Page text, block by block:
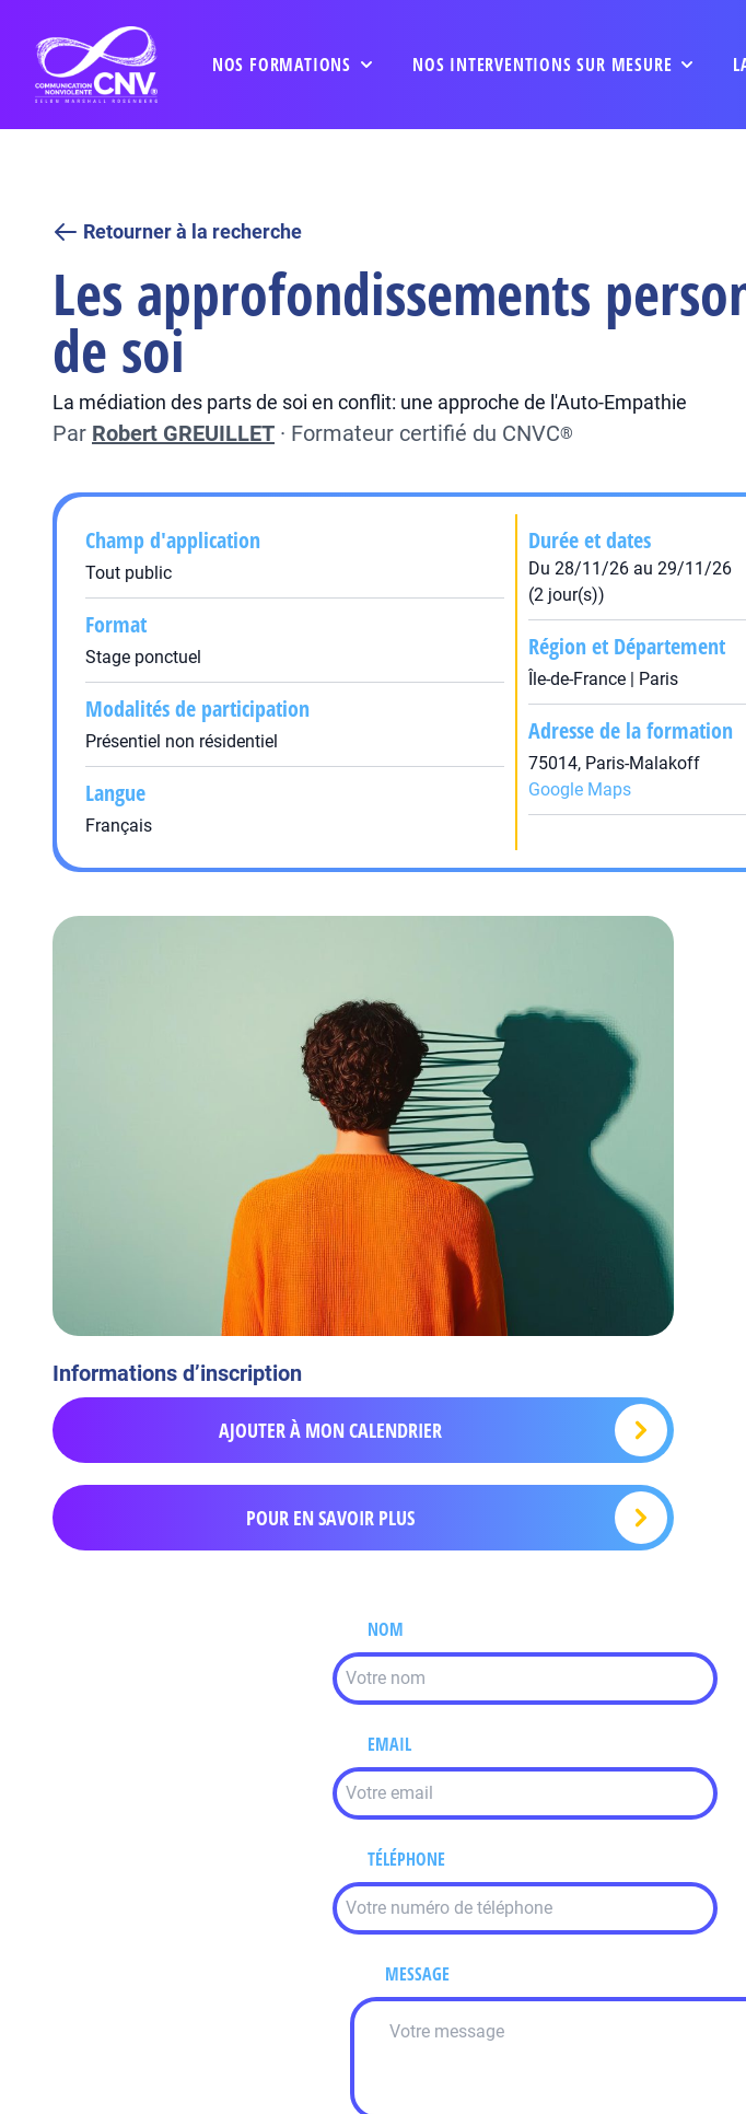
NOS FORMATIONS NOS INTERVENTIONS SUR MESURE
Retourner à la recherche
Les approfondissements
de soi
La médiation des parts de soi en conflit: une approche de l'Auto-Empathie
Par Robert GREUILLET · Formateur certifié du CNVC®
Champ d'application
Tout public
Format
Stage ponctuel
Modalités de participation
Présentiel non résidentiel
Langue
Français
Durée et dates
Du 28/11/26 au 29/11/26
(2 jour(s))
Région et Département
Île-de-France | Paris
Adresse de la formation
75014, Paris-Malakoff
Google Maps
Informations d’inscription
AJOUTER À MON CALENDRIER
POUR EN SAVOIR PLUS
NOM
EMAIL
TÉLÉPHONE
MESSAGE